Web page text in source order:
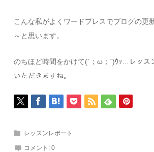
こんな私がよくワードプレスでブログの更
～と思います。
のちほど時間をかけて(´；ω；`)ｳｯ…レッス
いただきますね。
レッスンレポート
コメント:0